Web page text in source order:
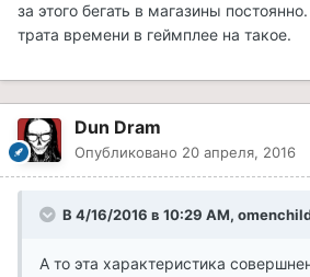
за этого бегать в магазины
трата времени в геймплее на такое.
Dun Dram
Опубликовано 20 апреля, 2016
В 4/16/2016 в 10:29 AM,
А то эта характеристика